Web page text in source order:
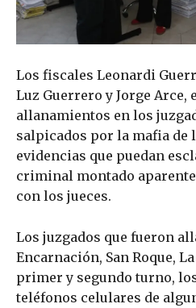
Los fiscales Leonardi
Luz Guerrero y Jorge Arce,
allanamientos en los
salpicados por la mafia de
evidencias que puedan
criminal montado
con los jueces.
Los juzgados que fueron
Encarnación, San Roque,
primer y segundo turno,
teléfonos celulares de